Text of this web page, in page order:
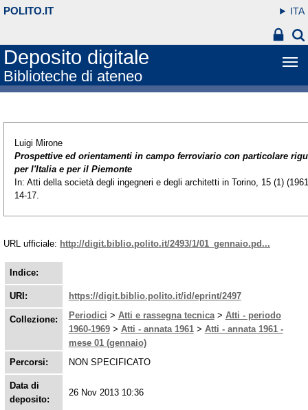
POLITO.IT ITA
Deposito digitale
Biblioteche di ateneo
Luigi Mirone
Prospettive ed orientamenti in campo ferroviario con particolare
per l'Italia e per il Piemonte
In: Atti della società degli ingegneri e degli architetti in Torino, 15 (1)
14-17.
URL ufficiale: http://digit.biblio.polito.it/2493/1/01_gennaio.pd...
Indice:
URI: https://digit.biblio.polito.it/id/eprint/2497
Collezione: Periodici > Atti e rassegna tecnica> Atti - periodo
1960-1969> Atti - annata 1961> Atti - annata 1961 -
mese 01 (gennaio)
Percorsi:
NON SPECIFICATO
Data di
deposito:
26 Nov 2013 10:36